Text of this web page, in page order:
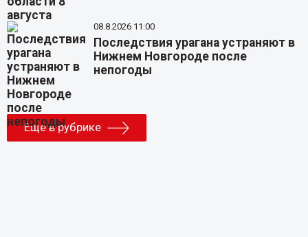
08.8.2026 11:00
Последствия урагана устраняют в
Нижнем Новгороде после
непогоды
Еще в рубрике